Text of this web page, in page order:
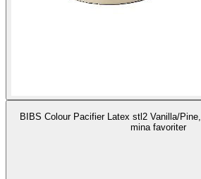
BIBS Colour Pacifier Latex stl2 Vanilla/
mina favoriter